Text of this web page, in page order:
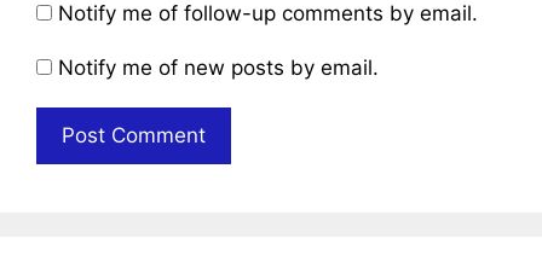
Notify me of follow-up comments by email.
Notify me of new posts by email.